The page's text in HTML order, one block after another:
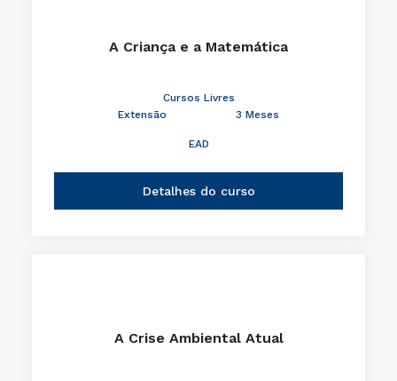
A Criança e a Matemática
Cursos Livres
Extensão
3 Meses
EAD
Detalhes do curso
A Crise Ambiental Atual